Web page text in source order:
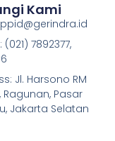
Kami
(021) 7892377,
Jl. Harsono RM
Ragunan, Pasar
Jakarta Selatan